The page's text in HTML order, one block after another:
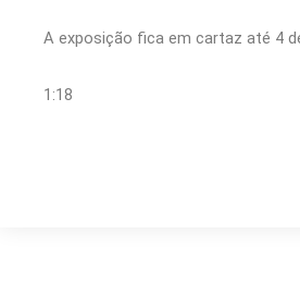
A exposição fica em cartaz até 4
1:18